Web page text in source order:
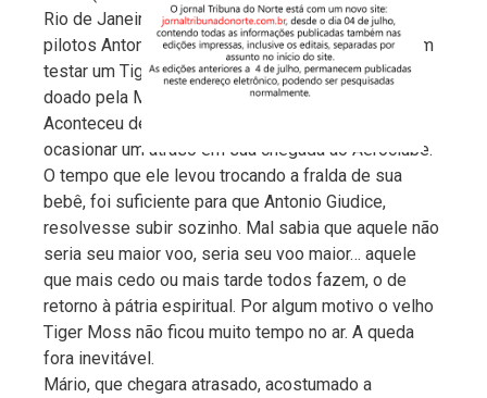
Rio de Janeiro, seria o parceiro do instrutor de
pilotos Antonio Bulcão Giudice num voo teste. Iriam
testar um Tiger Moss, aeronave que havia sido
doado pela Marinha Brasileira.
Aconteceu de a dedicação paterna de Amadei
ocasionar um atraso em sua chegada ao Aeroclube.
O tempo que ele levou trocando a fralda de sua
bebê, foi suficiente para que Antonio Giudice,
resolvesse subir sozinho. Mal sabia que aquele não
seria seu maior voo, seria seu voo maior… aquele
que mais cedo ou mais tarde todos fazem, o de
retorno à pátria espiritual. Por algum motivo o velho
Tiger Moss não ficou muito tempo no ar. A queda
fora inevitável.
Mário, que chegara atrasado, acostumado a